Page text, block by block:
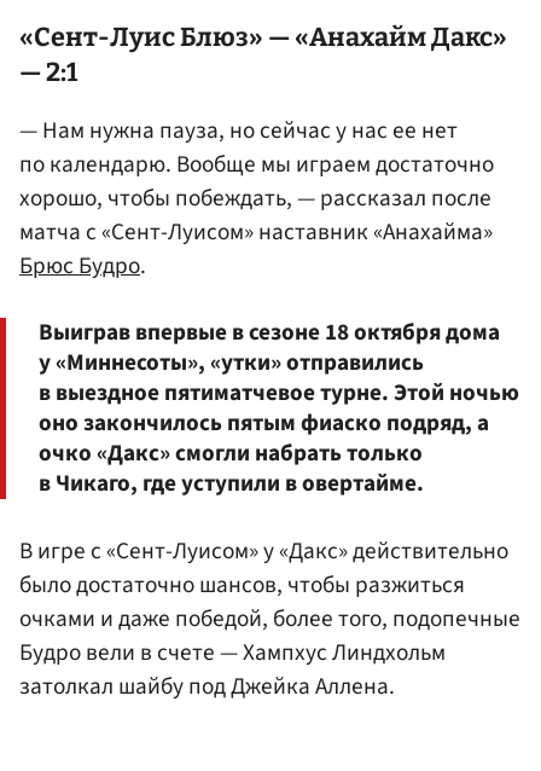
«Сент-Луис Блюз» — «Анахайм Дакс»
— 2:1
— Нам нужна пауза, но сейчас у нас ее нет
по календарю. Вообще мы играем достаточно
хорошо, чтобы побеждать, — рассказал после
матча с «Сент-Луисом» наставник «Анахайма»
Брюс Будро.
Выиграв впервые в сезоне 18 октября дома
у «Миннесоты», «утки» отправились
в выездное пятиматчевое турне. Этой ночью
оно закончилось пятым фиаско подряд, а
очко «Дакс» смогли набрать только
в Чикаго, где уступили в овертайме.
В игре с «Сент-Луисом» у «Дакс» действительно
было достаточно шансов, чтобы разжиться
очками и даже победой, более того, подопечные
Будро вели в счете — Хампхус Линдхольм
затолкал шайбу под Джейка Аллена.